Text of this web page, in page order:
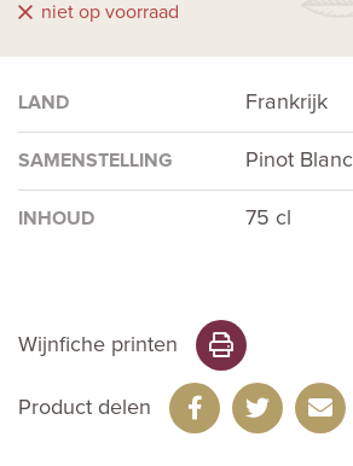
niet op voorraad
LAND Frankrijk
SAMENSTELLING Pinot Blanc
INHOUD 75 cl
Wijnfiche printen
Product delen